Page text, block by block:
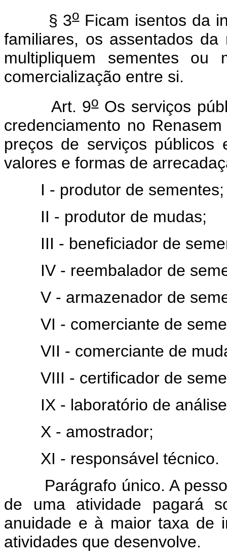
§ 3oFicam isentos da
familiares, os assentados
multipliquem sementes ou
comercialização entre si.
Art. 9oOs serviços
credenciamento no
preços de serviços públicos
valores e formas de
I - produtor de sementes;
II - produtor de mudas;
III - beneficiador de
IV - reembalador de
V - armazenador de
VI - comerciante de
VII - comerciante de
VIII - certificador de
IX - laboratório de análise
X - amostrador;
XI - responsável técnico.
Parágrafo único. A
de uma atividade pagará
anuidade e à maior taxa de
atividades que desenvolve.